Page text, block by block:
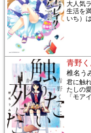
大人気
生活を
いち）
青野
椎名う
君に触
たしの
「モア